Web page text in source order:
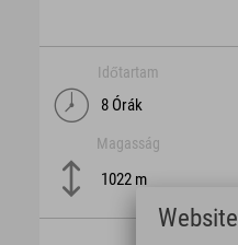
Időtartam
8 Órák
Magasság
1022 m
Website